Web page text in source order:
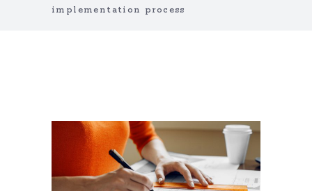
implementation process